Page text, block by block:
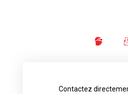
Contactez